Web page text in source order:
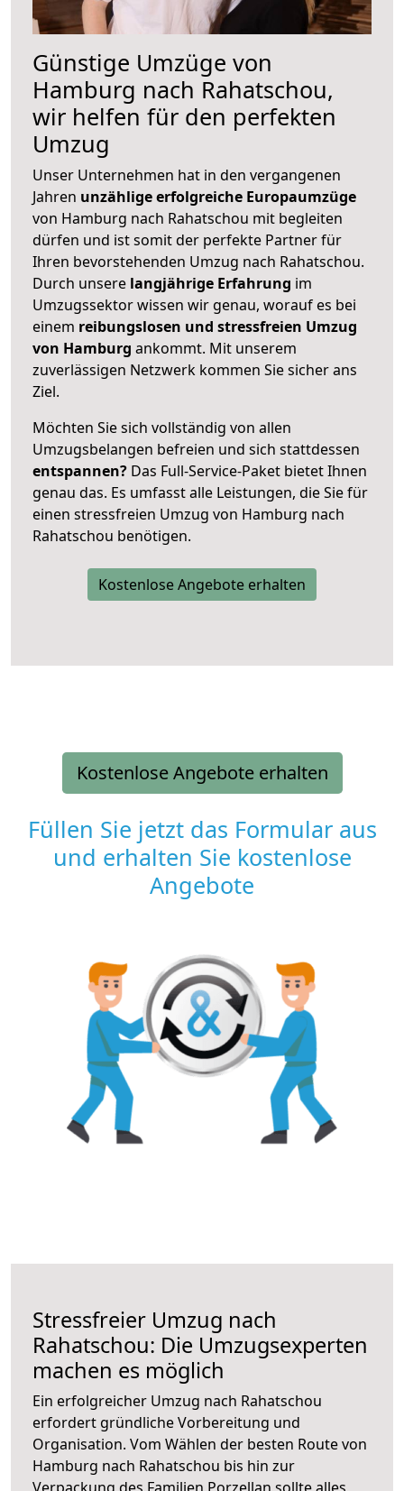
Günstige Umzüge von
Hamburg nach Rahatschou,
wir helfen für den perfekten
Umzug
Unser Unternehmen hat in den vergangenen
Jahren unzählige erfolgreiche Europaumzüge
von Hamburg nach Rahatschou mit begleiten
dürfen und ist somit der perfekte Partner für
Ihren bevorstehenden Umzug nach Rahatschou.
Durch unsere langjährige Erfahrung im
Umzugssektor wissen wir genau, worauf es bei
einem reibungslosen und stressfreien Umzug
von Hamburg ankommt. Mit unserem
zuverlässigen Netzwerk kommen Sie sicher ans
Ziel.
Möchten Sie sich vollständig von allen
Umzugsbelangen befreien und sich stattdessen
entspannen? Das Full-Service-Paket bietet Ihnen
genau das. Es umfasst alle Leistungen, die Sie für
einen stressfreien Umzug von Hamburg nach
Rahatschou benötigen.
Kostenlose Angebote erhalten
Kostenlose Angebote erhalten
Füllen Sie jetzt das Formular aus
und erhalten Sie kostenlose
Angebote
Stressfreier Umzug nach
Rahatschou: Die Umzugsexperten
machen es möglich
Ein erfolgreicher Umzug nach Rahatschou
erfordert gründliche Vorbereitung und
Organisation. Vom Wählen der besten Route von
Hamburg nach Rahatschou bis hin zur